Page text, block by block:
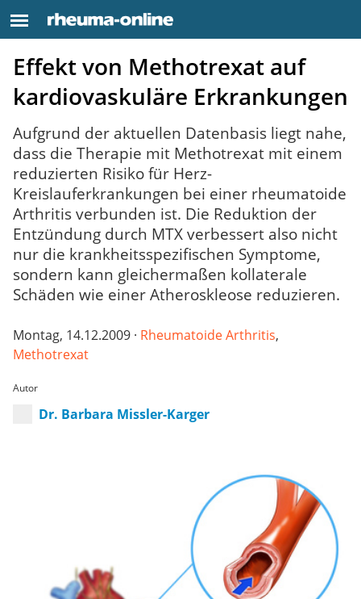
Effekt von Methotrexat auf
kardiovaskuläre Erkrankungen
Aufgrund der aktuellen Datenbasis liegt nahe,
dass die Therapie mit Methotrexat mit einem
reduzierten Risiko für Herz-
Kreislauferkrankungen bei einer rheumatoide
Arthritis verbunden ist. Die Reduktion der
Entzündung durch MTX verbessert also nicht
nur die krankheitsspezifischen Symptome,
sondern kann gleichermaßen kollaterale
Schäden wie einer Atheroskleose reduzieren.
Montag, 14.12.2009 · Rheumatoide Arthritis,
Methotrexat
Autor
Dr. Barbara Missler-Karger